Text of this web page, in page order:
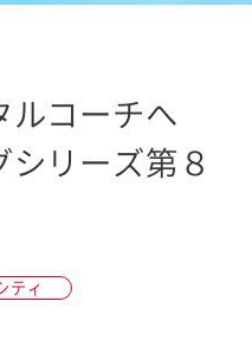
ルコーチへ
シリーズ第８
ティ